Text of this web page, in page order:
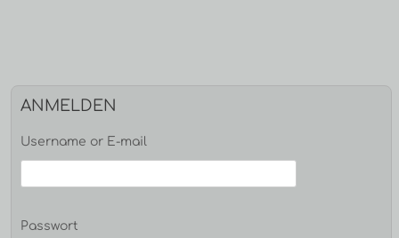
Haupt-
Seitenleiste
ANMELDEN
Username or E-mail
Passwort